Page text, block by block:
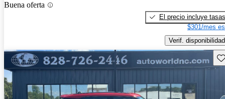
Buena oferta
El precio incluye tasas
$301/mes
Verif. disponibilidad